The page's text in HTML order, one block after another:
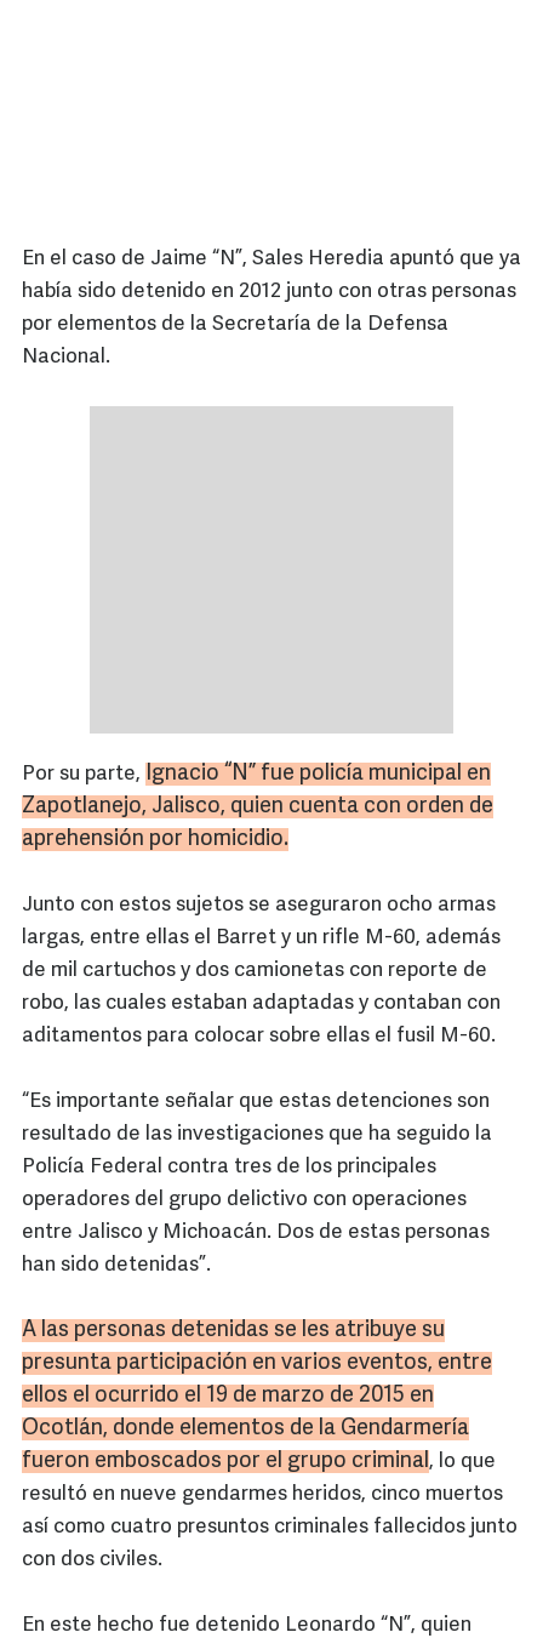
En el caso de Jaime “N”, Sales Heredia apuntó que ya
había sido detenido en 2012 junto con otras personas
por elementos de la Secretaría de la Defensa
Nacional.
Por su parte, Ignacio “N” fue policía municipal en
Zapotlanejo, Jalisco, quien cuenta con orden de
aprehensión por homicidio.
Junto con estos sujetos se aseguraron ocho armas
largas, entre ellas el Barret y un rifle M-60, además
de mil cartuchos y dos camionetas con reporte de
robo, las cuales estaban adaptadas y contaban con
aditamentos para colocar sobre ellas el fusil M-60.
“Es importante señalar que estas detenciones son
resultado de las investigaciones que ha seguido la
Policía Federal contra tres de los principales
operadores del grupo delictivo con operaciones
entre Jalisco y Michoacán. Dos de estas personas
han sido detenidas”.
A las personas detenidas se les atribuye su
presunta participación en varios eventos, entre
ellos el ocurrido el 19 de marzo de 2015 en
Ocotlán, donde elementos de la Gendarmería
fueron emboscados por el grupo criminal, lo que
resultó en nueve gendarmes heridos, cinco muertos
así como cuatro presuntos criminales fallecidos junto
con dos civiles.
En este hecho fue detenido Leonardo “N”, quien